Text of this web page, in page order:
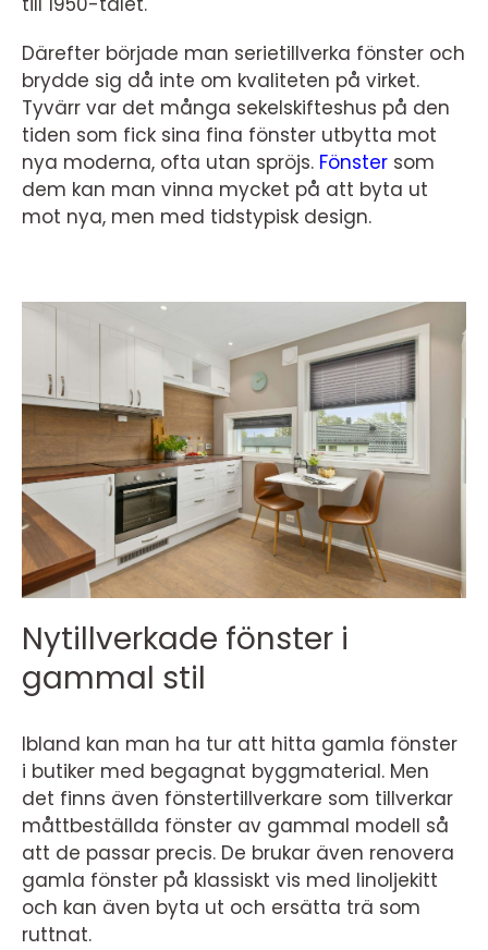
Därefter började man serietillverka fönster och
brydde sig då inte om kvaliteten på virket.
Tyvärr var det många sekelskifteshus på den
tiden som fick sina fina fönster utbytta mot
nya moderna, ofta utan spröjs. Fönster som
dem kan man vinna mycket på att byta ut
mot nya, men med tidstypisk design.
Nytillverkade fönster i
gammal stil
Ibland kan man ha tur att hitta gamla fönster
i butiker med begagnat byggmaterial. Men
det finns även fönstertillverkare som tillverkar
måttbeställda fönster av gammal modell så
att de passar precis. De brukar även renovera
gamla fönster på klassiskt vis med linoljekitt
och kan även byta ut och ersätta trä som
ruttnat.